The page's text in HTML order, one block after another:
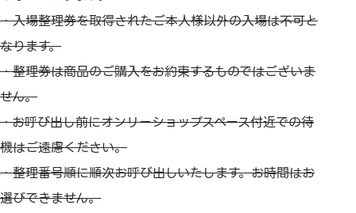
・入場整理券を取得されたご本人様以外の入場は不可と
なります。
・整理券は商品のご購入をお約束するものではございま
せん。
・お呼び出し前にオンリーショップスペース付近での待
機はご遠慮ください。
・整理番号順に順次お呼び出しいたします。お時間はお
選びできません。